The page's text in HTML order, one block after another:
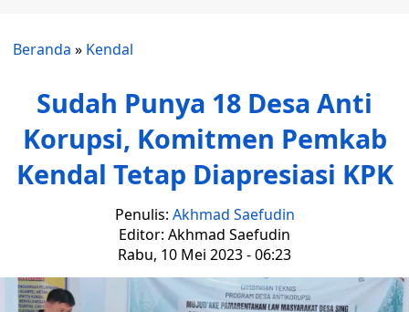
Beranda » Kendal
Sudah Punya 18 Desa Anti
Korupsi, Komitmen Pemkab
Kendal Tetap Diapresiasi KPK
Penulis: Akhmad Saefudin
Editor: Akhmad Saefudin
Rabu, 10 Mei 2023 - 06:23